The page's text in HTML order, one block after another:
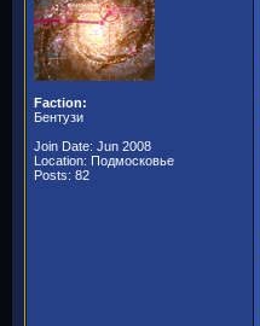
Faction:
Бентузи
Join Date: Jun 2008
Location: Подмосковье
Posts: 82